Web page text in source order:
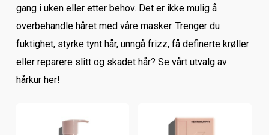
gang i uken eller etter behov. Det er ikke mulig å
overbehandle håret med våre masker. Trenger du
fuktighet, styrke tynt hår, unngå frizz, få definerte krøller
eller reparere slitt og skadet hår? Se vårt utvalg av
hårkur her!